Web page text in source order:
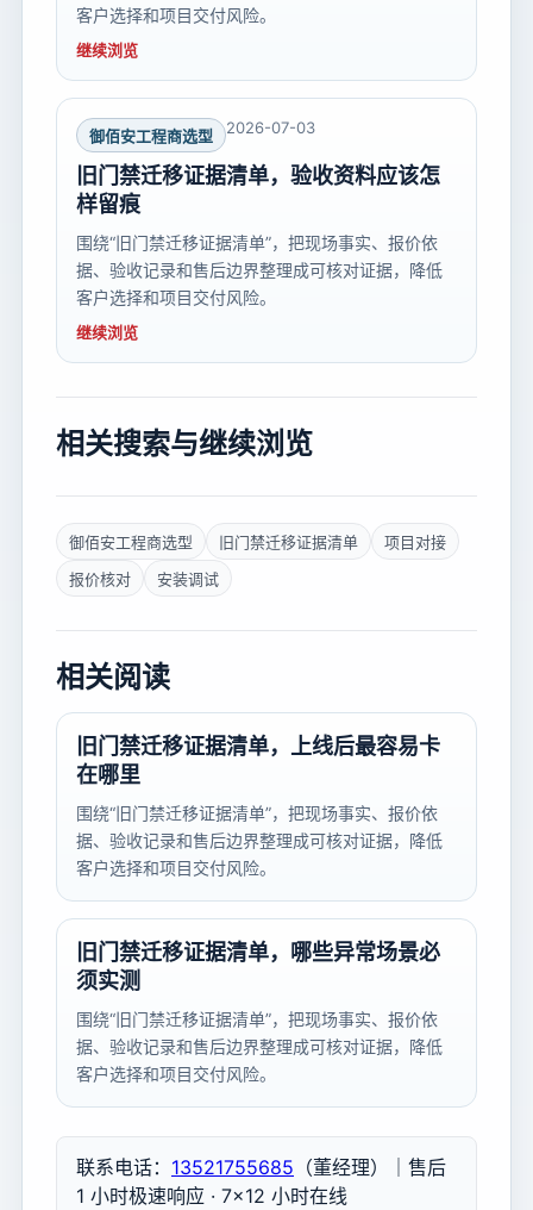
客户选择和项目交付风险。
继续浏览
御佰安工程商选型 2026-07-03
旧门禁迁移证据清单，验收资料应该怎
样留痕
围绕“旧门禁迁移证据清单”，把现场事实、报价依
据、验收记录和售后边界整理成可核对证据，降低
客户选择和项目交付风险。
继续浏览
相关搜索与继续浏览
御佰安工程商选型 旧门禁迁移证据清单
项目对接
报价核对
安装调试
相关阅读
旧门禁迁移证据清单，上线后最容易卡
在哪里
围绕“旧门禁迁移证据清单”，把现场事实、报价依
据、验收记录和售后边界整理成可核对证据，降低
客户选择和项目交付风险。
旧门禁迁移证据清单，哪些异常场景必
须实测
围绕“旧门禁迁移证据清单”，把现场事实、报价依
据、验收记录和售后边界整理成可核对证据，降低
客户选择和项目交付风险。
联系电话： 13521755685 （董经理）｜售后
1 小时极速响应 · 7×12 小时在线